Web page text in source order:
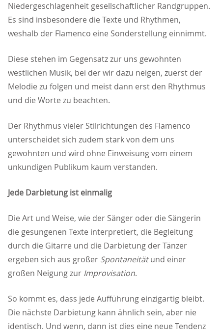
Niedergeschlagenheit gesellschaftlicher Randgruppen.
Es sind insbesondere die Texte und Rhythmen,
weshalb der Flamenco eine Sonderstellung einnimmt.
Diese stehen im Gegensatz zur uns gewohnten
westlichen Musik, bei der wir dazu neigen, zuerst der
Melodie zu folgen und meist dann erst den Rhythmus
und die Worte zu beachten.
Der Rhythmus vieler Stilrichtungen des Flamenco
unterscheidet sich zudem stark von dem uns
gewohnten und wird ohne Einweisung vom einem
unkundigen Publikum kaum verstanden.
Jede Darbietung ist einmalig
Die Art und Weise, wie der Sänger oder die Sängerin
die gesungenen Texte interpretiert, die Begleitung
durch die Gitarre und die Darbietung der Tänzer
ergeben sich aus großer Spontaneitätund einer
großen Neigung zur Improvisation.
So kommt es, dass jede Aufführung einzigartig bleibt.
Die nächste Darbietung kann ähnlich sein, aber nie
identisch. Und wenn, dann ist dies eine neue Tendenz